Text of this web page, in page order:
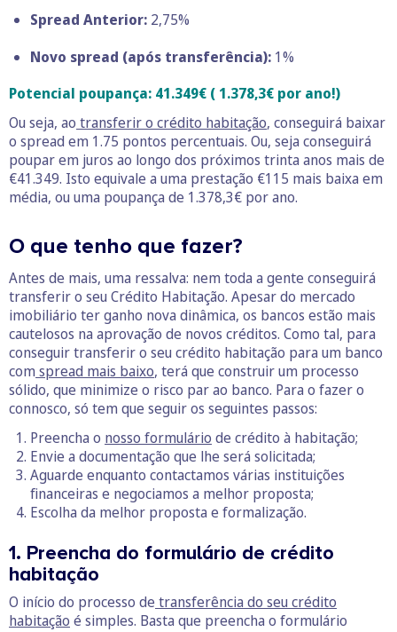
Spread Anterior: 2,75%
Novo spread (após transferência): 1%
Potencial poupança: 41.349€ ( 1.378,3€ por ano!)
Ou seja, ao transferir o crédito habitação, conseguirá baixar
o spread em 1.75 pontos percentuais. Ou, seja conseguirá
poupar em juros ao longo dos próximos trinta anos mais de
€41.349. Isto equivale a uma prestação €115 mais baixa em
média, ou uma poupança de 1.378,3€ por ano.
O que tenho que fazer?
Antes de mais, uma ressalva: nem toda a gente conseguirá
transferir o seu Crédito Habitação. Apesar do mercado
imobiliário ter ganho nova dinâmica, os bancos estão mais
cautelosos na aprovação de novos créditos. Como tal, para
conseguir transferir o seu crédito habitação para um banco
com spread mais baixo, terá que construir um processo
sólido, que minimize o risco par ao banco. Para o fazer o
connosco, só tem que seguir os seguintes passos:
Preencha o nosso formulário de crédito à habitação;
Envie a documentação que lhe será solicitada;
Aguarde enquanto contactamos várias instituições
financeiras e negociamos a melhor proposta;
Escolha da melhor proposta e formalização.
1. Preencha do formulário de crédito
habitação
O início do processo de transferência do seu crédito
habitação é simples. Basta que preencha o formulário